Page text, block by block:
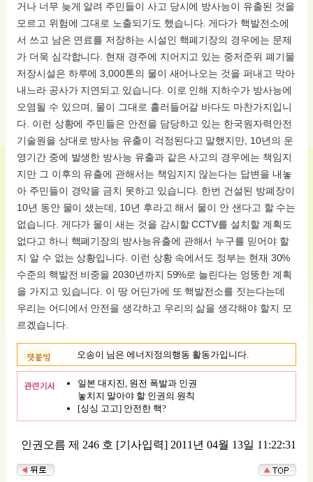
거나 너무 늦게 알려 주민들이 사고 당시에 방사능이 유출된 것을
모르고 위험에 그대로 노출되기도 했습니다. 게다가 핵발전소에
서 쓰고 남은 연료를 저장하는 시설인 핵폐기장의 경우에는 문제
가 더욱 심각합니다. 현재 경주에 지어지고 있는 중저준위 폐기물
저장시설은 하루에 3,000톤의 물이 새어나오는 것을 퍼내고 막아
내느라 공사가 지연되고 있습니다. 이로 인해 지하수가 방사능에
오염될 수 있으며, 물이 그대로 흘러들어갈 바다도 마찬가지입니
다. 이런 상황에 주민들은 안전을 담당하고 있는 한국원자력안전
기술원을 상대로 방사능 유출이 걱정된다고 말했지만, 10년의 운
영기간 중에 발생한 방사능 유출과 같은 사고의 경우에는 책임지
지만 그 이후의 유출에 관해서는 책임지지 않는다는 답변을 내놓
아 주민들이 경악을 금치 못하고 있습니다. 한번 건설된 방폐장이
10년 동안 물이 샜는데, 10년 후라고 해서 물이 안 샌다고 할 수는
없습니다. 게다가 물이 새는 것을 감시할 CCTV를 설치할 계획도
없다고 하니 핵폐기장의 방사능유출에 관해서 누구를 믿어야 할
지 알 수 없는 상황입니다. 이런 상황 속에서도 정부는 현재 30%
수준의 핵발전 비중을 2030년까지 59%로 늘린다는 엉뚱한 계획
을 가지고 있습니다. 이 땅 어딘가에 또 핵발전소를 짓는다는데
우리는 어디에서 안전을 생각하고 우리의 삶을 생각해야 할지 모
르겠습니다.
오송이 님은 에너지정의행동 활동가입니다.
일본 대지진, 원전 폭발과 인권
놓치지 말아야 할 인권의 원칙
[싱싱 고고] 안전한 핵?
인권오름 제 246 호 [기사입력] 2011년 04월 13일 11:22:31